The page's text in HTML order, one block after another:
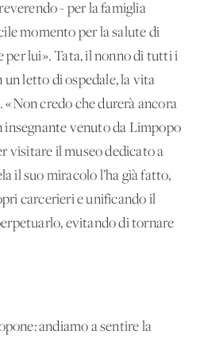
- per la famiglia
momento per la salute di
per lui». Tata, il nonno di tutti i
un letto di ospedale, la vita
credo che durerà ancora
insegnante venuto da Limpopo
visitare il museo dedicato a
il suo miracolo l’ha già fatto,
carcerieri e unificando il
evitando di tornare
andiamo a sentire la